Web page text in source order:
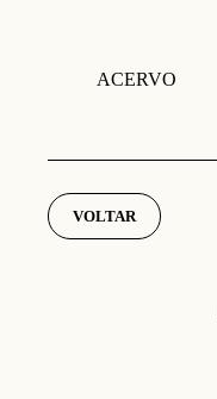
ACERVO
VOLTAR